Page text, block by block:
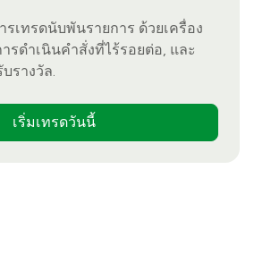
รเทรดนับพันรายการ ด้วยเครื่อง
รดำเนินคำสั่งที่ไร้รอยต่อ, และ
รางวัล.
เริ่มเทรดวันนี้